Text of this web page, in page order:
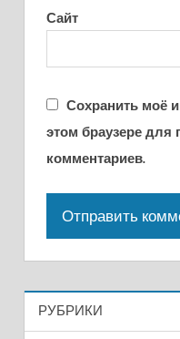
Сайт
Сохранить моё
этом браузере
комментариев.
РУБРИКИ